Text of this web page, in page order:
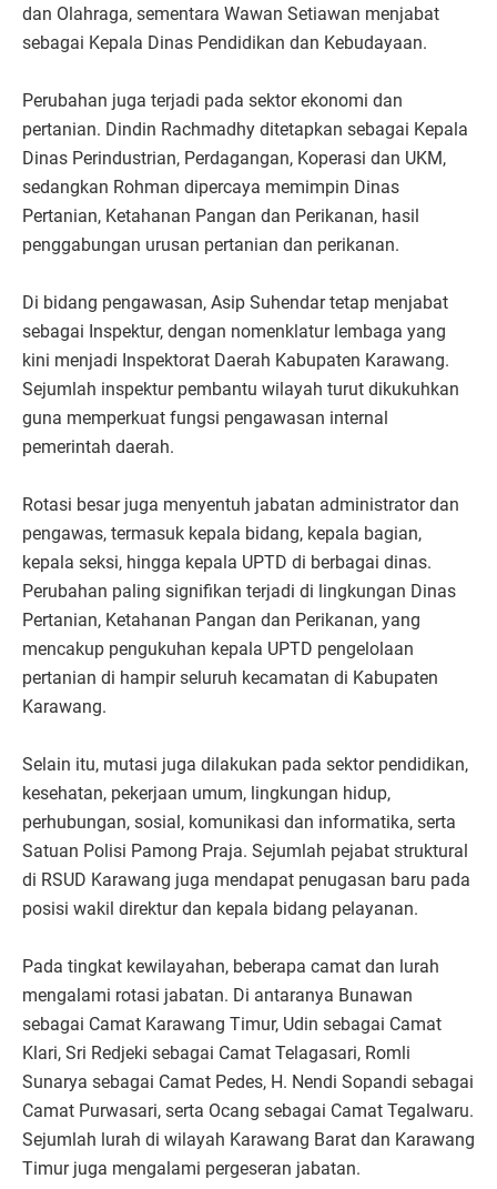
dan Olahraga, sementara Wawan Setiawan menjabat
sebagai Kepala Dinas Pendidikan dan Kebudayaan.
Perubahan juga terjadi pada sektor ekonomi dan
pertanian. Dindin Rachmadhy ditetapkan sebagai Kepala
Dinas Perindustrian, Perdagangan, Koperasi dan UKM,
sedangkan Rohman dipercaya memimpin Dinas
Pertanian, Ketahanan Pangan dan Perikanan, hasil
penggabungan urusan pertanian dan perikanan.
Di bidang pengawasan, Asip Suhendar tetap menjabat
sebagai Inspektur, dengan nomenklatur lembaga yang
kini menjadi Inspektorat Daerah Kabupaten Karawang.
Sejumlah inspektur pembantu wilayah turut dikukuhkan
guna memperkuat fungsi pengawasan internal
pemerintah daerah.
Rotasi besar juga menyentuh jabatan administrator dan
pengawas, termasuk kepala bidang, kepala bagian,
kepala seksi, hingga kepala UPTD di berbagai dinas.
Perubahan paling signifikan terjadi di lingkungan Dinas
Pertanian, Ketahanan Pangan dan Perikanan, yang
mencakup pengukuhan kepala UPTD pengelolaan
pertanian di hampir seluruh kecamatan di Kabupaten
Karawang.
Selain itu, mutasi juga dilakukan pada sektor pendidikan,
kesehatan, pekerjaan umum, lingkungan hidup,
perhubungan, sosial, komunikasi dan informatika, serta
Satuan Polisi Pamong Praja. Sejumlah pejabat struktural
di RSUD Karawang juga mendapat penugasan baru pada
posisi wakil direktur dan kepala bidang pelayanan.
Pada tingkat kewilayahan, beberapa camat dan lurah
mengalami rotasi jabatan. Di antaranya Bunawan
sebagai Camat Karawang Timur, Udin sebagai Camat
Klari, Sri Redjeki sebagai Camat Telagasari, Romli
Sunarya sebagai Camat Pedes, H. Nendi Sopandi sebagai
Camat Purwasari, serta Ocang sebagai Camat Tegalwaru.
Sejumlah lurah di wilayah Karawang Barat dan Karawang
Timur juga mengalami pergeseran jabatan.